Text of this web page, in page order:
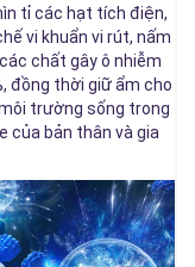
tỉ các hạt tích điện,
vi khuẩn vi rút, nấm
chất gây ô nhiễm
đồng thời giữ ẩm cho
trường sống trong
của bản thân và gia